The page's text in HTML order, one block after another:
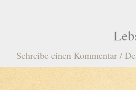
Schreibe einen Kommentar /